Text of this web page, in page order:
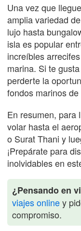
Una vez que
amplia variedad
lujo hasta
isla es popular
increíbles
marina. Si te
perderte la
fondos marinos de
En resumen, para
volar hasta el
o Surat Thani y
¡Prepárate para
inolvidables en
¿Pensando en
viajes onliney
compromiso.